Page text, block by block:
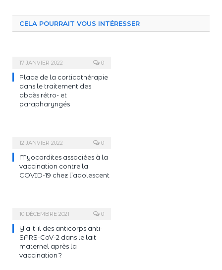
CELA POURRAIT VOUS INTÉRESSER
17 JANVIER 2022 0
Place de la corticothérapie
dans le traitement des
abcès rétro- et
parapharyngés
12 JANVIER 2022 0
Myocardites associées à la
vaccination contre la
COVID-19 chez l’adolescent
10 DÉCEMBRE 2021 0
Y a-t-il des anticorps anti-
SARS-CoV-2 dans le lait
maternel après la
vaccination ?